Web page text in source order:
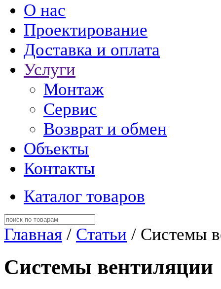
О нас
Проектирование
Доставка и оплата
Услуги
Монтаж
Сервис
Возврат и обмен
Объекты
Контакты
Каталог товаров
Главная / Статьи / Системы
Системы вентиляции